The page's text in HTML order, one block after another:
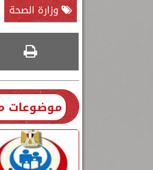
وزارة الصحة
موضوعات